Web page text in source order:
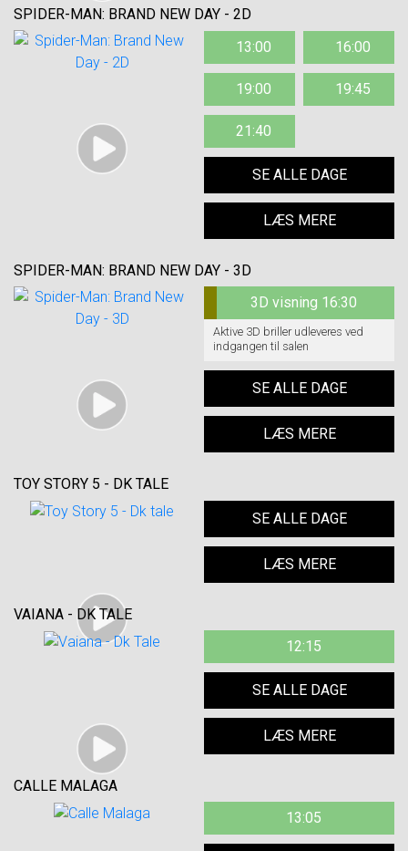
SPIDER-MAN: BRAND NEW DAY - 2D
13:00
16:00
19:00 19:45
21:40
SE ALLE DAGE
LÆS MERE
SPIDER-MAN: BRAND NEW DAY - 3D
3D visning 16:30
Aktive 3D briller udleveres ved
indgangen til salen
SE ALLE DAGE
LÆS MERE
TOY STORY 5 - DK TALE
SE ALLE DAGE
LÆS MERE
VAIANA - DK TALE
12:15
SE ALLE DAGE
LÆS MERE
CALLE MALAGA
13:05